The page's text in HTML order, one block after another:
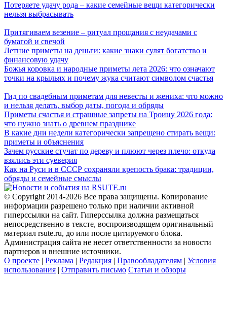
Потеряете удачу рода – какие семейные вещи категорически
нельзя выбрасывать
Притягиваем везение – ритуал прощания с неудачами с
бумагой и свечой
Летние приметы на деньги: какие знаки сулят богатство и
финансовую удачу
Божья коровка и народные приметы лета 2026: что означают
точки на крыльях и почему жука считают символом счастья
Гид по свадебным приметам для невесты и жениха: что можно
и нельзя делать, выбор даты, погода и обряды
Приметы счастья и страшные запреты на Троицу 2026 года:
что нужно знать о древнем празднике
В какие дни недели категорически запрещено стирать вещи:
приметы и объяснения
Зачем русские стучат по дереву и плюют через плечо: откуда
взялись эти суеверия
Как на Руси и в СССР сохраняли крепость брака: традиции,
обряды и семейные смыслы
© Copyright 2014-2026 Все права защищены. Копирование
информации разрешено только при наличии активной
гиперссылки на сайт. Гиперссылка должна размещаться
непосредственно в тексте, воспроизводящем оригинальный
материал rsute.ru, до или после цитируемого блока.
Администрация сайта не несет ответственности за новости
партнеров и внешние источники.
О проекте | Реклама | Редакция | Правообладателям | Условия
использования | Отправить письмо Статьи и обзоры